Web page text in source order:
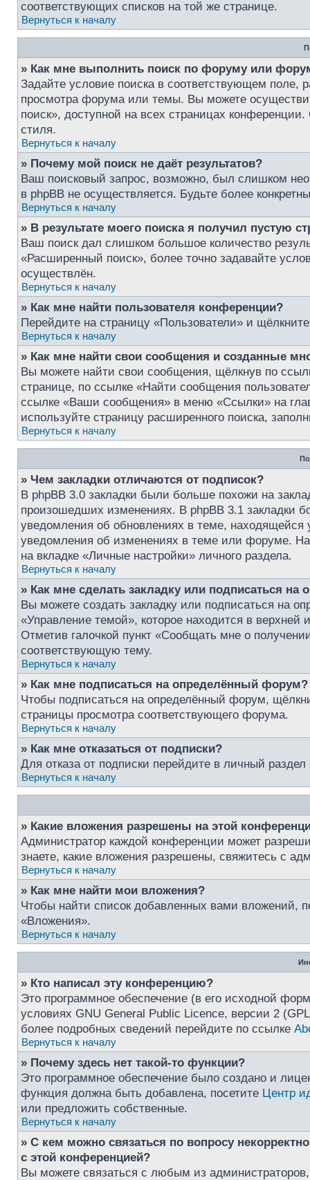
соответствующих списков на той же странице.
Вернуться к началу
» Как мне выполнить поиск по форуму или
Задайте условие поиска в соответствующем поле,
просмотра форума или темы. Вы можете
поиск», доступной на всех страницах
стиля.
Вернуться к началу
» Почему мой поиск не даёт результатов?
Ваш поисковый запрос, возможно, был слишком
в phpBB не осуществляется. Будьте более
Вернуться к началу
» В результате моего поиска я получил пустую
Ваш поиск дал слишком большое количество
«Расширенный поиск», более точно задавайте
осуществлён.
Вернуться к началу
» Как мне найти пользователя конференции?
Перейдите на страницу «Пользователи» и
Вернуться к началу
» Как мне найти свои сообщения и созданные
Вы можете найти свои сообщения, щёлкнув по
странице, по ссылке «Найти сообщения
ссылке «Ваши сообщения» в меню «Ссылки» на
используйте страницу расширенного поиска,
Вернуться к началу
» Чем закладки отличаются от подписок?
В phpBB 3.0 закладки были больше похожи на
произошедших изменениях. В phpBB 3.1 закладки
уведомления об обновлениях в теме, находящейся
уведомления об изменениях в теме или форуме.
на вкладке «Личные настройки» личного раздела.
Вернуться к началу
» Как мне сделать закладку или подписаться на
Вы можете создать закладку или подписаться на
«Управление темой», которое находится в
Отметив галочкой пункт «Сообщать мне о
соответствующую тему.
Вернуться к началу
» Как мне подписаться на определённый форум?
Чтобы подписаться на определённый форум,
страницы просмотра соответствующего форума.
Вернуться к началу
» Как мне отказаться от подписки?
Для отказа от подписки перейдите в личный
Вернуться к началу
» Какие вложения разрешены на этой
Администратор каждой конференции может
знаете, какие вложения разрешены, свяжитесь с
Вернуться к началу
» Как мне найти мои вложения?
Чтобы найти список добавленных вами вложений,
«Вложения».
Вернуться к началу
» Кто написал эту конференцию?
Это программное обеспечение (в его исходной
условиях GNU General Public Licence, версии 2
более подробных сведений перейдите по ссылке
Вернуться к началу
» Почему здесь нет такой-то функции?
Это программное обеспечение было создано и
функция должна быть добавлена, посетите Центр
или предложить собственные.
Вернуться к началу
» С кем можно связаться по вопросу
с этой конференцией?
Вы можете связаться с любым из